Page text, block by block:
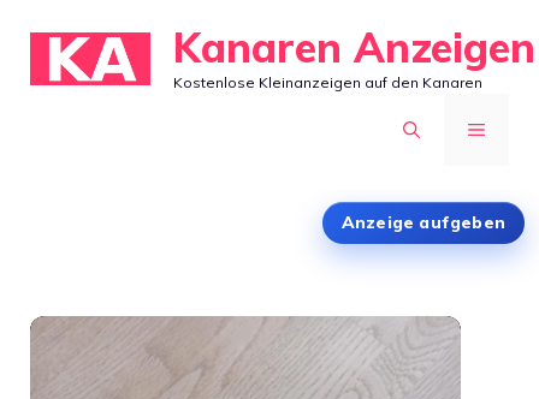
Inhalt
springen
Kanaren Anzeigen
Kostenlose Kleinanzeigen auf den Kanaren
MENÜ
Anzeige aufgeben